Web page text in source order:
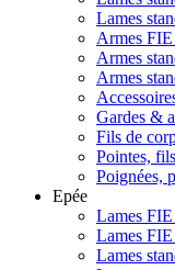
Lames
Armes
Armes
Armes
Gardes &
Fils de
Pointes,
Poignées,
Epée
Lames FIE
Lames
Lames